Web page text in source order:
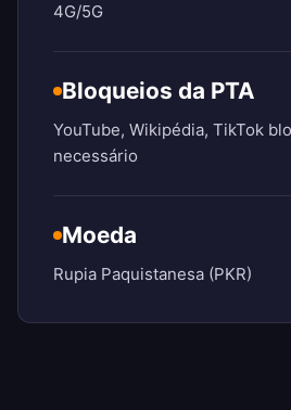
4G/5G
Bloqueios da PTA
YouTube, Wikipédia, TikTok
necessário
Moeda
Rupia Paquistanesa (PKR)